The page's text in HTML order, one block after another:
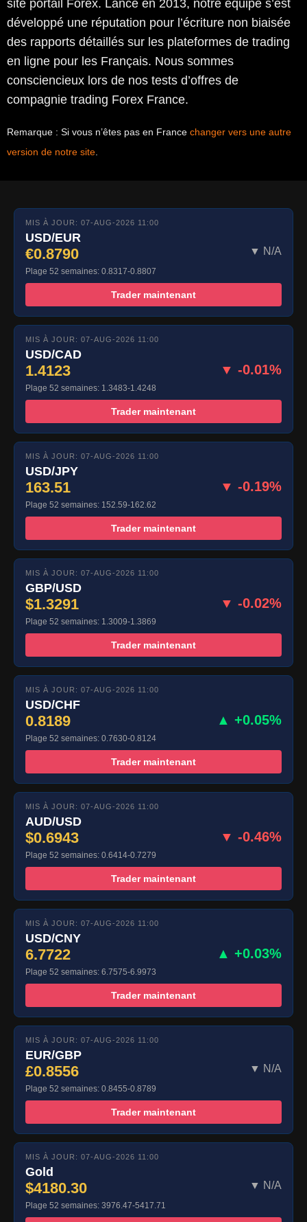
site portail Forex. Lancé en 2013, notre équipe s’est
développé une réputation pour l’écriture non biaisée
des rapports détaillés sur les plateformes de trading
en ligne pour les Français. Nous sommes
consciencieux lors de nos tests d’offres de
compagnie trading Forex France.
Remarque : Si vous n’êtes pas en France changer vers une autre
version de notre site
MIS À JOUR: 07-AUG-2026 11:00
USD/EUR
€0.8790 ▼ N/A
Plage 52 semaines: 0.8317-0.8807
Trader maintenant
MIS À JOUR: 07-AUG-2026 11:00
USD/CAD
1.4123 ▼ -0.01%
Plage 52 semaines: 1.3483-1.4248
Trader maintenant
MIS À JOUR: 07-AUG-2026 11:00
USD/JPY
163.51 ▼ -0.19%
Plage 52 semaines: 152.59-162.62
Trader maintenant
MIS À JOUR: 07-AUG-2026 11:00
GBP/USD
$1.3291 ▼ -0.02%
Plage 52 semaines: 1.3009-1.3869
Trader maintenant
MIS À JOUR: 07-AUG-2026 11:00
USD/CHF
0.8189 ▲ +0.05%
Plage 52 semaines: 0.7630-0.8124
Trader maintenant
MIS À JOUR: 07-AUG-2026 11:00
AUD/USD
$0.6943 ▼ -0.46%
Plage 52 semaines: 0.6414-0.7279
Trader maintenant
MIS À JOUR: 07-AUG-2026 11:00
USD/CNY
6.7722 ▲ +0.03%
Plage 52 semaines: 6.7575-6.9973
Trader maintenant
MIS À JOUR: 07-AUG-2026 11:00
EUR/GBP
£0.8556 ▼ N/A
Plage 52 semaines: 0.8455-0.8789
Trader maintenant
MIS À JOUR: 07-AUG-2026 11:00
Gold
$4180.30 ▼ N/A
Plage 52 semaines: 3976.47-5417.71